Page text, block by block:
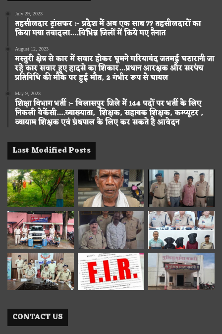
July 29, 2023
तहसीलदार ट्रांसफर :- प्रदेश में अब एक साथ 77 तहसीलदारों का
किया गया तबादला….विभिन्न जिलों में किये गए तैनात
August 12, 2023
मस्तुरी क्षेत्र से कार में सवार होकर घूमने गरियाबंद जतमई घटारानी जा
रहे कार सवार हुए हादसे का शिकार…प्रधान आरक्षक और सरपंच
प्रतिनिधि की मौके पर हुई मौत, 2 गंभीर रूप से घायल
May 9, 2023
शिक्षा विभाग भर्ती :- बिलासपुर जिले में 144 पदों पर भर्ती के लिए
निकली वेकेंसी….व्याख्याता, शिक्षक, सहायक शिक्षक, कम्प्यूटर ,
व्यायाम शिक्षक एवं ग्रंथपाल के लिए कर सकते है आवेदन
Last Modified Posts
CONTACT US